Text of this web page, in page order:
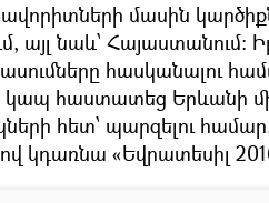
մասին
այլ նաև՝
հասկանալու
հաստատեց Երևանի մի
հետ՝ պարզելու
կդառնա «Եվրատեսիլ